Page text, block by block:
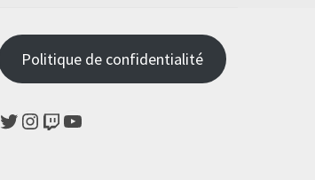
Politique de confidentialité
Twitter
Instagram
TwitchYouTube